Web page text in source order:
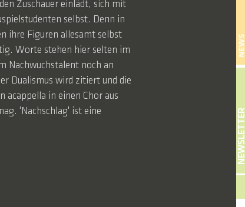
Zuschauer einlädt, sich mit
selbst. Denn in
ihre Figuren allesamt selbst
Worte stehen hier selten im
Nachwuchstalent noch an
Dualismus wird zitiert und die
acappella in einen Chor aus
'Nachschlag' ist eine